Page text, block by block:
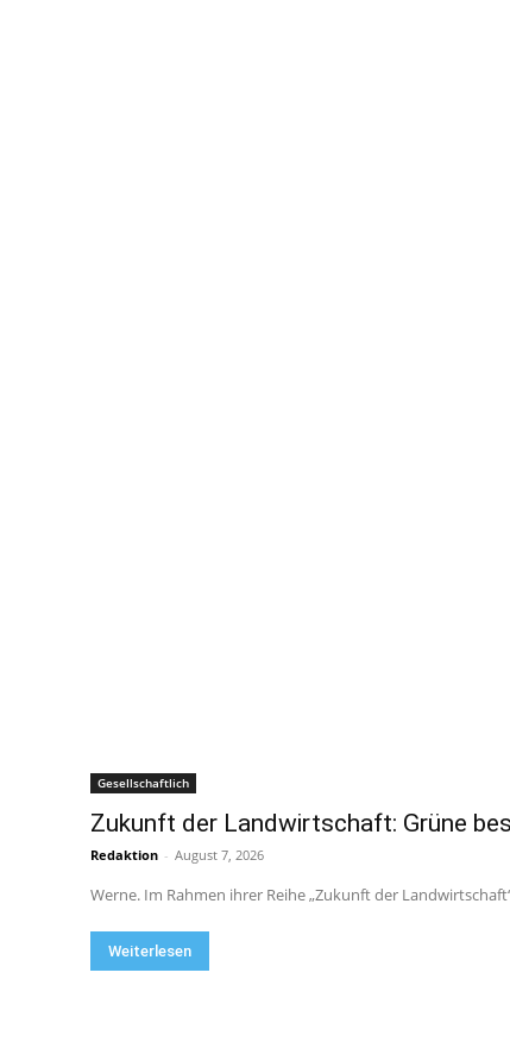
Gesellschaftlich
Zukunft der Landwirtschaft: Grüne
Redaktion - August 7, 2026
Werne. Im Rahmen ihrer Reihe „Zukunft der
Weiterlesen